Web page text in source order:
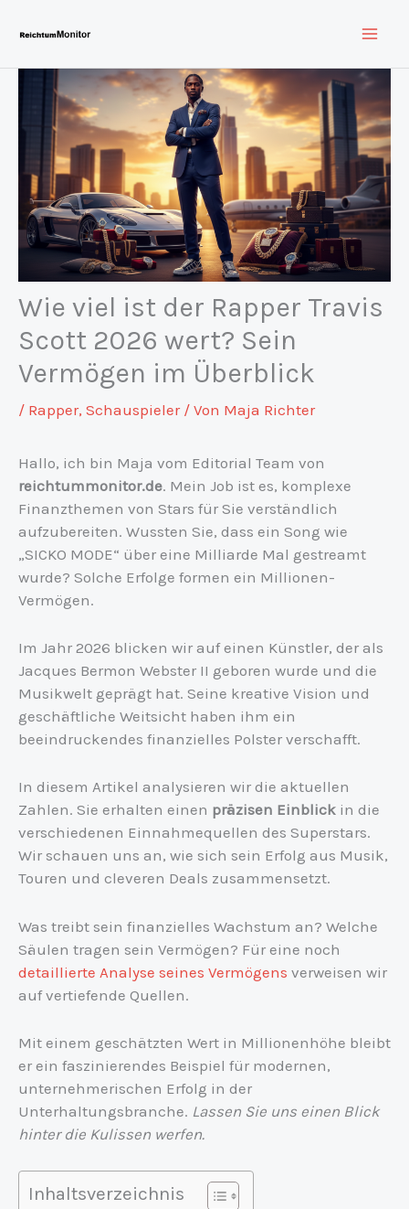
Inhalt
Wie viel ist der Rapper Travis
Scott 2026 wert? Sein
Vermögen im Überblick
/ Rapper, Schauspieler/ Von Maja Richter
Hallo, ich bin Maja vom Editorial Team von
reichtummonitor.de. Mein Job ist es, komplexe
Finanzthemen von Stars für Sie verständlich
aufzubereiten. Wussten Sie, dass ein Song wie
„SICKO MODE“ über eine Milliarde Mal gestreamt
wurde? Solche Erfolge formen ein Millionen-
Vermögen.
Im Jahr 2026 blicken wir auf einen Künstler, der als
Jacques Bermon Webster II geboren wurde und die
Musikwelt geprägt hat. Seine kreative Vision und
geschäftliche Weitsicht haben ihm ein
beeindruckendes finanzielles Polster verschafft.
In diesem Artikel analysieren wir die aktuellen
Zahlen. Sie erhalten einen präzisen Einblick in die
verschiedenen Einnahmequellen des Superstars.
Wir schauen uns an, wie sich sein Erfolg aus Musik,
Touren und cleveren Deals zusammensetzt.
Was treibt sein finanzielles Wachstum an? Welche
Säulen tragen sein Vermögen? Für eine noch
detaillierte Analyse seines Vermögens verweisen wir
auf vertiefende Quellen.
Mit einem geschätzten Wert in Millionenhöhe bleibt
er ein faszinierendes Beispiel für modernen,
unternehmerischen Erfolg in der
Unterhaltungsbranche. Lassen Sie uns einen Blick
hinter die Kulissen werfen.
Inhaltsverzeichnis